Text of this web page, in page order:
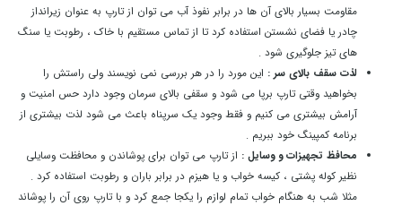
مقاومت بسیار بالای آن ها در برابر نفوذ آب می توان از تارپ به عنوان زیرانداز
چادر یا فضای نشستن استفاده کرد تا از تماس مستقیم با خاک ، رطوبت یا سنگ
های تیز جلوگیری شود .
لذت سقف بالای سر : این مورد را در هر بررسی نمی نویسند ولی راستش را
بخواهید وقتی تارپ برپا می شود و سقفی بالای سرمان وجود دارد حس امنیت و
آرامش بیشتری می کنیم و فقط وجود یک سرپناه باعث می شود لذت بیشتری از
برنامه کمپینگ خود ببریم .
محافظ تجهیزات و وسایل : از تارپ می توان برای پوشاندن و محافظت وسایلی
نظیر کوله پشتی ، کیسه خواب و یا هیزم در برابر باران و رطوبت استفاده کرد .
مثلا شب به هنگام خواب تمام لوازم را یکجا جمع کرد و با تارپ روی آن را پوشاند